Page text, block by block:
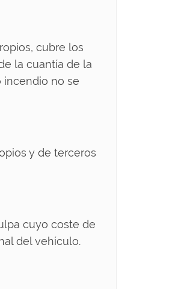
cubre los
la cuantía de la
incendio no se
y de terceros
cuyo coste de
del vehículo.